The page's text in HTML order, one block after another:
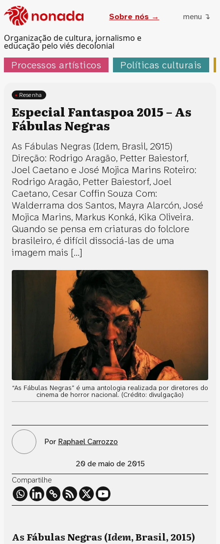
Organização de cultura, jornalismo e
educação pelo viés decolonial
Sobre nós → menu ↴
Processos artísticos Políticas culturais
Resenha
Especial Fantaspoa 2015 – As
Fábulas Negras
As Fábulas Negras (Idem, Brasil, 2015)
Direção: Rodrigo Aragão, Petter Baiestorf,
Joel Caetano e José Mojica Marins Roteiro:
Rodrigo Aragão, Petter Baiestorf, Joel
Caetano, Cesar Coffin Souza Com:
Walderrama dos Santos, Mayra Alarcón, José
Mojica Marins, Markus Konká, Kika Oliveira.
Quando se pensa em criaturas do folclore
brasileiro, é difícil dissociá-las de uma
imagem mais […]
“As Fábulas Negras” é uma antologia realizada por diretores do
cinema de horror nacional. (Crédito: divulgação)
Por Raphael Carrozzo
20 de maio de 2015
Compartilhe
As Fábulas Negras (Idem, Brasil, 2015)